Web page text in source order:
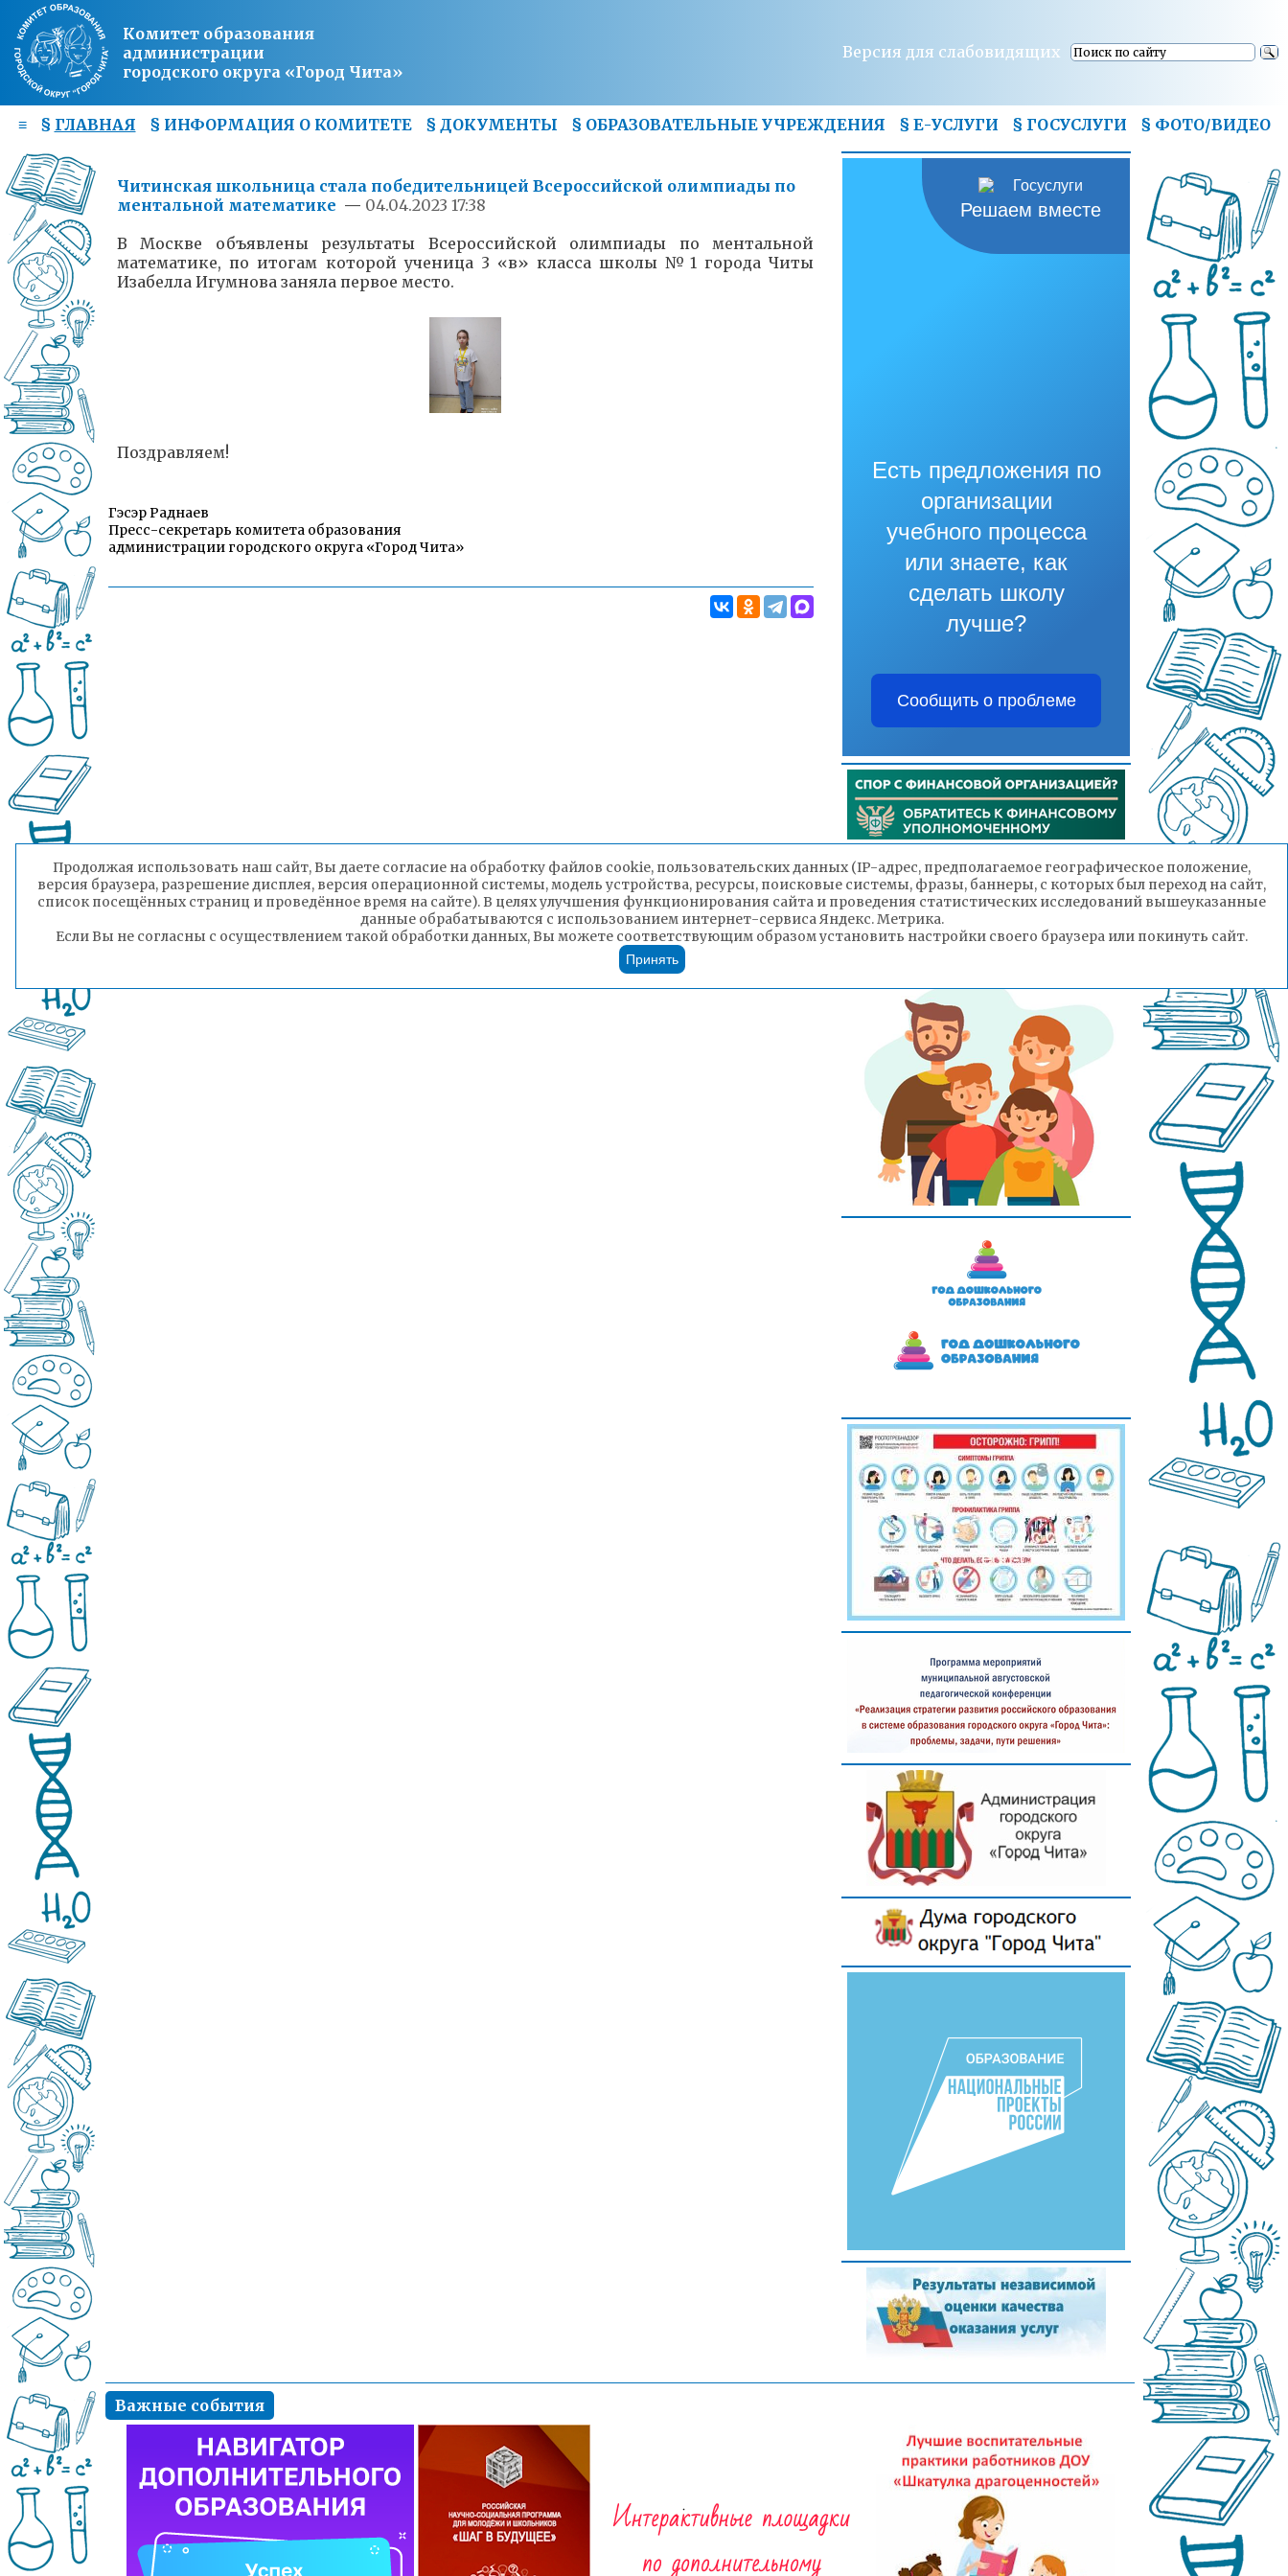
Комитет образования
администрации
городского округа «Город Чита»
Версия для слабовидящих
≡ § ГЛАВНАЯ § ИНФОРМАЦИЯ О КОМИТЕТЕ § ДОКУМЕНТЫ § ОБРАЗОВАТЕЛЬНЫЕ УЧРЕЖДЕНИЯ § Е-УСЛУГИ § ГОСУСЛУГИ § ФОТО/ВИДЕО
Читинская школьница стала победительницей Всероссийской олимпиады по
ментальной математике — 04.04.2023 17:38
В Москве объявлены результаты Всероссийской олимпиады по ментальной
математике, по итогам которой ученица 3 «в» класса школы №1 города Читы
Изабелла Игумнова заняла первое место.
Поздравляем!
Гэсэр Раднаев
Пресс-секретарь комитета образования
администрации городского округа «Город Чита»
Решаем вместе
Есть предложения по
организации
учебного процесса
или знаете, как
сделать школу
лучше?
Сообщить о проблеме
Важные события
Продолжая использовать наш сайт, Вы даете согласие на обработку файлов cookie, пользовательских данных (IP-адрес, предполагаемое географическое положение,
версия браузера, разрешение дисплея, версия операционной системы, модель устройства, ресурсы, поисковые системы, фразы, баннеры, с которых был переход на сайт,
список посещённых страниц и проведённое время на сайте). В целях улучшения функционирования сайта и проведения статистических исследований вышеуказанные
данные обрабатываются с использованием интернет-сервиса Яндекс. Метрика.
Если Вы не согласны с осуществлением такой обработки данных, Вы можете соответствующим образом установить настройки своего браузера или покинуть сайт.
Принять